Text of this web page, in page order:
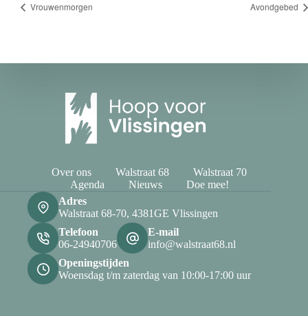
Vrouwenmorgen Avondgebed
Over ons Walstraat 68
Walstraat 70
Agenda
Nieuws
Doe mee!
Adres
Walstraat 68-70, 4381GE Vlissingen
Telefoon
06-24940706
E-mail
info@walstraat68.nl
Openingstijden
Woensdag t/m zaterdag van 10:00-17:00 uur